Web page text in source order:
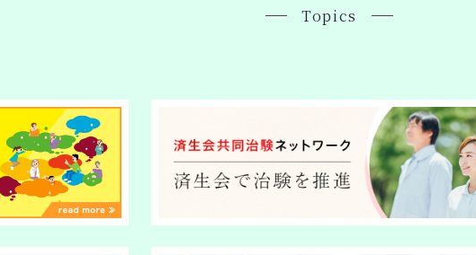
Topics